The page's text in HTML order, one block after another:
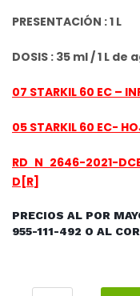
PRESENTACIÓN : 1 L
DOSIS : 35 ml / 1 L de
07 STARKIL 60 EC –
05 STARKIL 60 EC-
RD N 2646-2021-
D[R]
PRECIOS AL POR
955-111-492 O AL